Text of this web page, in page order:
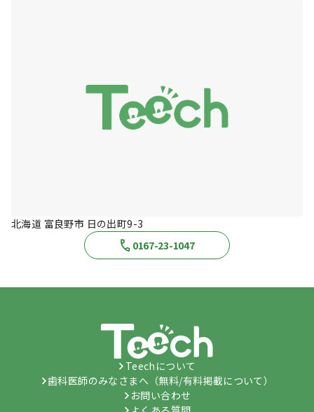
北海道 富良野市 日の出町9-3
0167-23-1047
Teechについて
歯科医師のみなさまへ（無料/有料掲載について）
お問い合わせ